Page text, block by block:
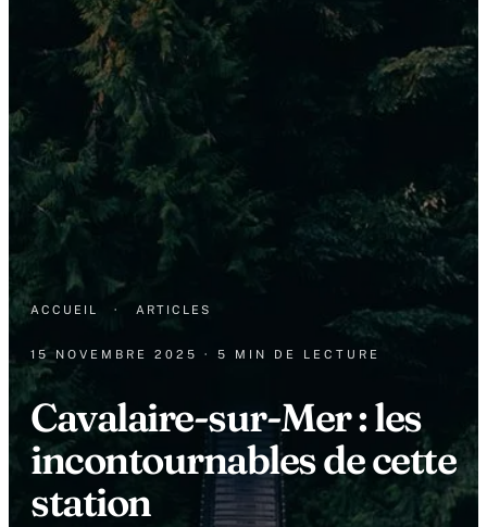
ACCUEIL · ARTICLES
15 NOVEMBRE 2025 · 5 MIN DE LECTURE
Cavalaire-sur-Mer : les
incontournables de cette
station